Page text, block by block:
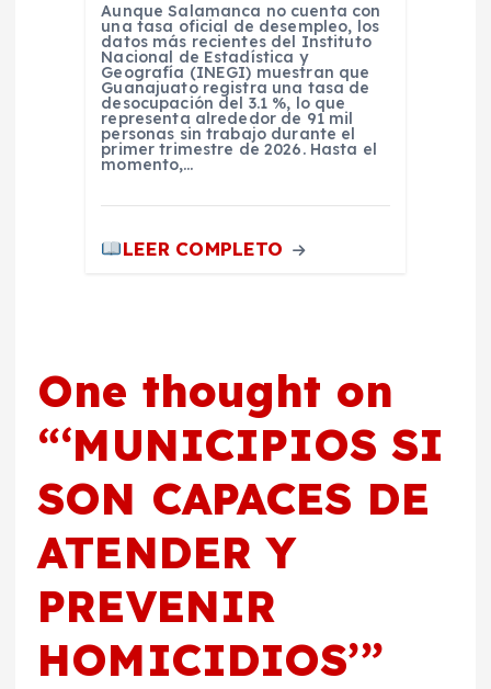
Aunque Salamanca no cuenta con
una tasa oficial de desempleo, los
datos más recientes del Instituto
Nacional de Estadística y
Geografía (INEGI) muestran que
Guanajuato registra una tasa de
desocupación del 3.1 %, lo que
representa alrededor de 91 mil
personas sin trabajo durante el
primer trimestre de 2026. Hasta el
momento,…
LEER COMPLETO
One thought on
“‘MUNICIPIOS SI
SON CAPACES DE
ATENDER Y
PREVENIR
HOMICIDIOS’”